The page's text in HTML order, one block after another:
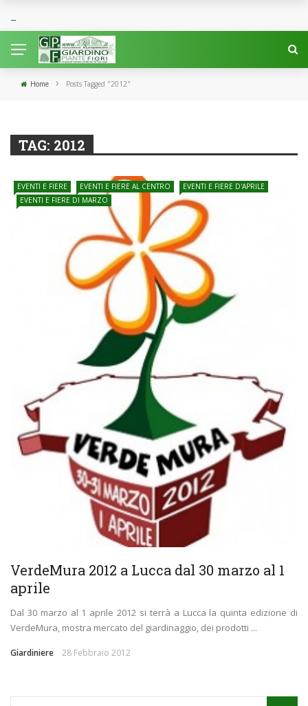
Home › Posts Tagged "2012"
TAG: 2012
EVENTI E FIERE EVENTI E FIERE AL CENTRO
EVENTI E FIERE D'APRILE
EVENTI E FIERE DI MARZO
VerdeMura 2012 a Lucca dal 30 marzo al 1
aprile
Dal 30 marzo al 1 aprile 2012 si terrà a Lucca la quinta edizione di
VerdeMura, mostra mercato del giardinaggio, dei prodotti ...
Giardiniere 28 Febbraio 2012